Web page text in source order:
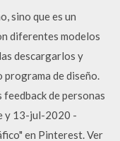
sino que es un
diferentes modelos
descargarlos y
de diseño.
feedback de personas
y 13-jul-2020 -
en Pinterest. Ver